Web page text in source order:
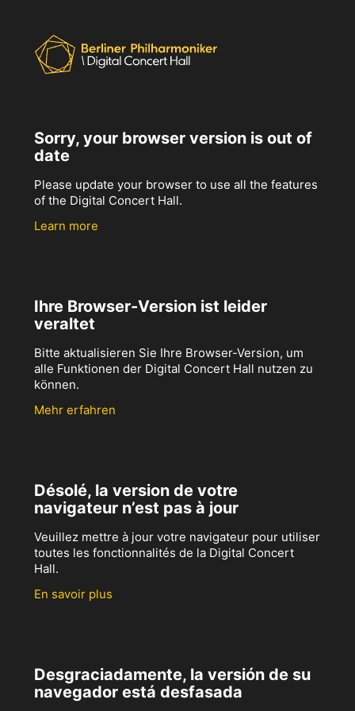
Sorry, your browser version is out of
date
Please update your browser to use all the features
of the Digital Concert Hall.
Learn more
Ihre Browser-Version ist leider
veraltet
Bitte aktualisieren Sie Ihre Browser-Version, um
alle Funktionen der Digital Concert Hall nutzen zu
können.
Mehr erfahren
Désolé, la version de votre
navigateur n’est pas à jour
Veuillez mettre à jour votre navigateur pour utiliser
toutes les fonctionnalités de la Digital Concert
Hall.
En savoir plus
Desgraciadamente, la versión de su
navegador está desfasada